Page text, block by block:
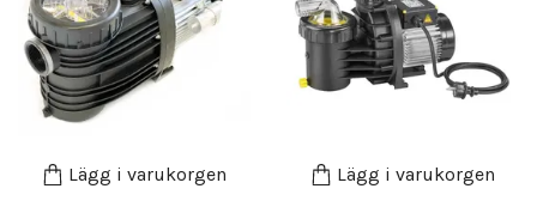
Lägg i varukorgen Lägg i varukorgen